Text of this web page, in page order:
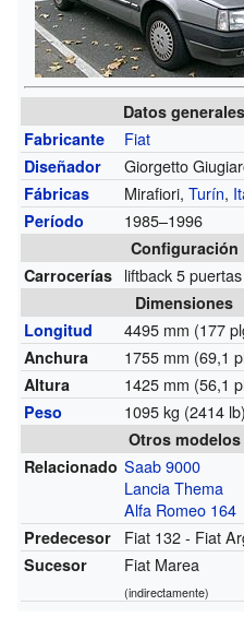
Datos generales
Fabricante
Fiat
Diseñador Giorgetto
Fábricas Mirafiori,Turín,
Período 1985–1996
Configuración
Carrocerías liftback 5 puertas
Dimensiones
Longitud
4495 mm (177
Anchura 1755 mm (69,1
Altura 1425 mm (56,1
Peso 1095 kg (2414
Otros modelos
Relacionado Saab 9000
Lancia Thema
Alfa Romeo 164
Predecesor Fiat 132 - Fiat
Sucesor Fiat Marea
(indirectamente)